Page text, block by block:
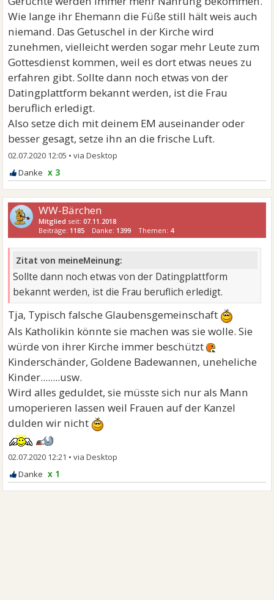
Wie lange ihr Ehemann die Füße still hält weis auch
niemand. Das Getuschel in der Kirche wird
zunehmen, vielleicht werden sogar mehr Leute zum
Gottesdienst kommen, weil es dort etwas neues zu
erfahren gibt. Sollte dann noch etwas von der
Datingplattform bekannt werden, ist die Frau
beruflich erledigt.
Also setze dich mit deinem EM auseinander oder
besser gesagt, setze ihn an die frische Luft.
02.07.2020 12:05 •
x 3
WW-Bärchen
Mitglied seit:07.11.2018
Beiträge: 1185 Danke: 1399 Themen: 4
Zitat von meineMeinung:
Sollte dann noch etwas von der Datingplattform
bekannt werden, ist die Frau beruflich erledigt.
Tja, Typisch falsche Glaubensgemeinschaft
Als Katholikin könnte sie machen was sie wolle. Sie
würde von ihrer Kirche immer beschützt
Kinderschänder, Goldene Badewannen, uneheliche
Kinder........usw.
Wird alles geduldet, sie müsste sich nur als Mann
umoperieren lassen weil Frauen auf der Kanzel
dulden wir nicht
02.07.2020 12:21 •
x 1